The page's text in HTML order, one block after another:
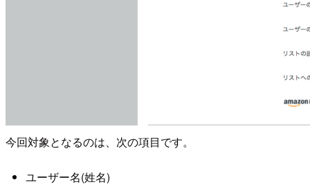
今回対象となるのは、次の項目です。
ユーザー名(姓名)